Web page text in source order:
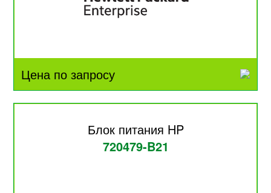
Цена по запросу
Блок питания HP
720479-B21